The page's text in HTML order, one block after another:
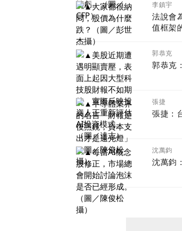
李鎮宇
法說會
值框架
郭恭克
郭恭克
張捷
張捷：
沈萬鈞
沈萬鈞